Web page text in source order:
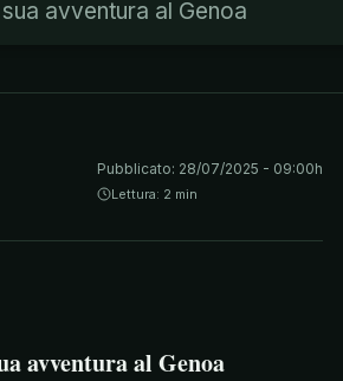
avventura al Genoa
Pubblicato: 28/07/2025 - 09:00h
Lettura: 2 min
avventura al Genoa